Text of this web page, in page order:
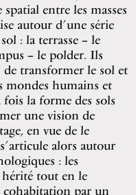
entre les masses
autour d’une série
: la terrasse – le
– le polder. Ils
transformer le sol et
mondes humains et
la forme des sols
une vision de
en vue de le
alors autour
: les
tout en le
cohabitation par un